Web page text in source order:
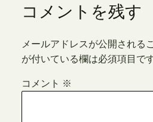
コメントを残す
メールアドレスが公開される
が付いている欄は必須項目で
コメント ※